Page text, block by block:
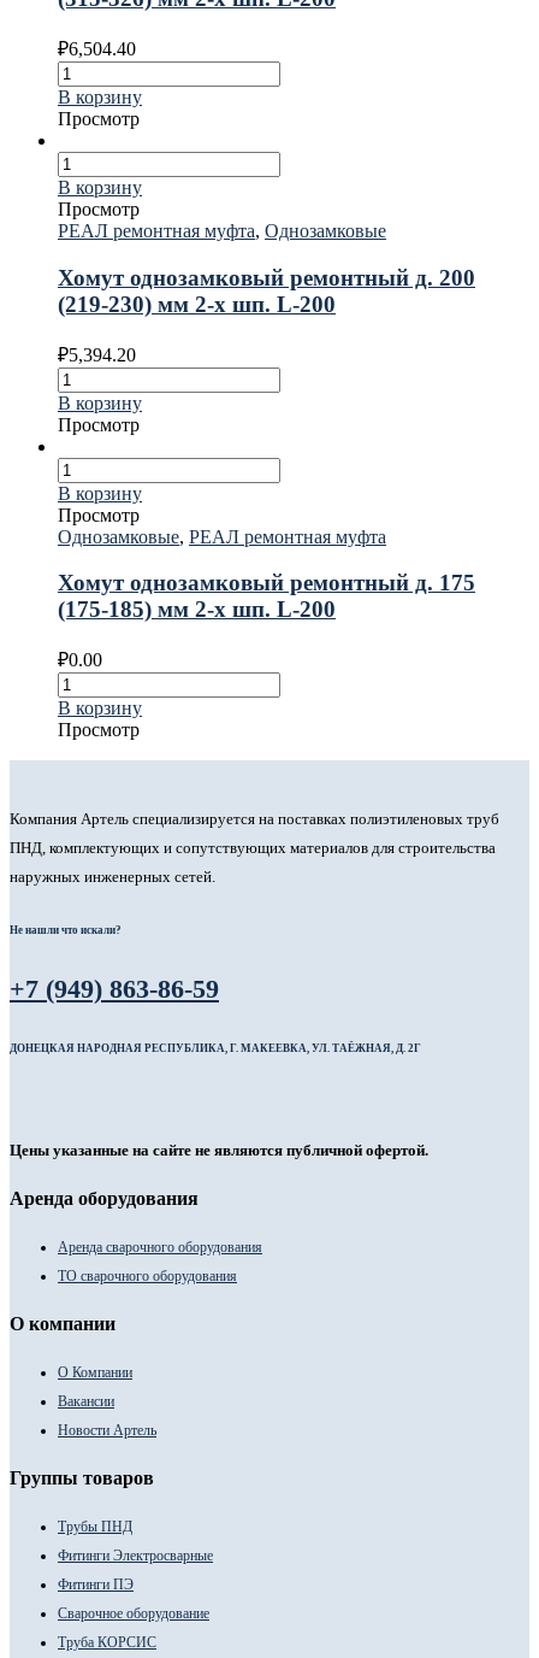
₽6,504.40
В корзину
Просмотр
В корзину
Просмотр
РЕАЛ ремонтная муфта, Однозамковые
Хомут однозамковый ремонтный д. 200
(219-230) мм 2-х шп. L-200
₽5,394.20
В корзину
Просмотр
В корзину
Просмотр
Однозамковые, РЕАЛ ремонтная муфта
Хомут однозамковый ремонтный д. 175
(175-185) мм 2-х шп. L-200
₽0.00
В корзину
Просмотр
Компания Артель специализируется на поставках полиэтиленовых труб
ПНД, комплектующих и сопутствующих материалов для строительства
наружных инженерных сетей.
Не нашли что искали?
+7 (949) 863-86-59
ДОНЕЦКАЯ НАРОДНАЯ РЕСПУБЛИКА, Г. МАКЕЕВКА, УЛ. ТАЁЖНАЯ, Д. 2Г
Цены указанные на сайте не являются публичной офертой.
Аренда оборудования
Аренда сварочного оборудования
ТО сварочного оборудования
О компании
О Компании
Вакансии
Новости Артель
Группы товаров
Трубы ПНД
Фитинги Электросварные
Фитинги ПЭ
Сварочное оборудование
Труба КОРСИС